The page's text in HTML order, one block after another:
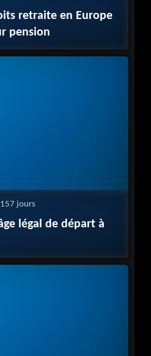
retraite en Europe
pension
157 jours
légal de départ à